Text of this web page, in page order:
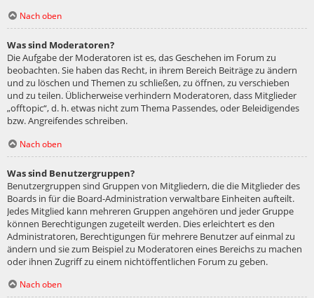
Nach oben
Was sind Moderatoren?
Die Aufgabe der Moderatoren ist es, das Geschehen im Forum zu
beobachten. Sie haben das Recht, in ihrem Bereich Beiträge zu ändern
und zu löschen und Themen zu schließen, zu öffnen, zu verschieben
und zu teilen. Üblicherweise verhindern Moderatoren, dass Mitglieder
„offtopic“, d. h. etwas nicht zum Thema Passendes, oder Beleidigendes
bzw. Angreifendes schreiben.
Nach oben
Was sind Benutzergruppen?
Benutzergruppen sind Gruppen von Mitgliedern, die die Mitglieder des
Boards in für die Board-Administration verwaltbare Einheiten aufteilt.
Jedes Mitglied kann mehreren Gruppen angehören und jeder Gruppe
können Berechtigungen zugeteilt werden. Dies erleichtert es den
Administratoren, Berechtigungen für mehrere Benutzer auf einmal zu
ändern und sie zum Beispiel zu Moderatoren eines Bereichs zu machen
oder ihnen Zugriff zu einem nichtöffentlichen Forum zu geben.
Nach oben